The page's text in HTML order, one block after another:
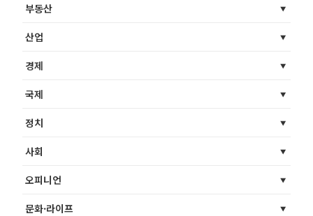
부동산
산업
경제
국제
정치
사회
오피니언
문화·라이프